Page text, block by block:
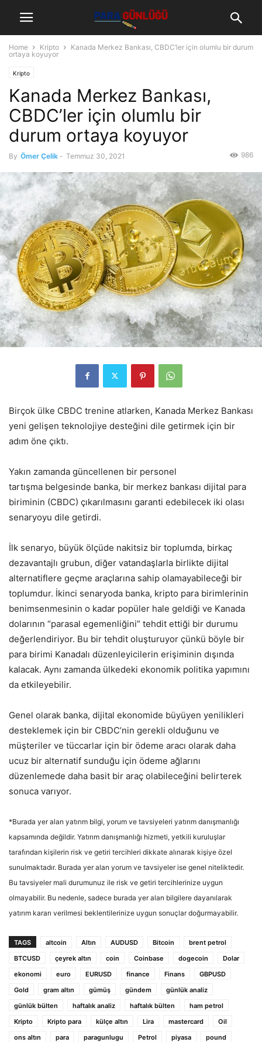
Home Kripto
Kanada Merkez Bankası, CBDC’ler için olumlu bir durum
ortaya koyuyor
Kripto
Kanada Merkez Bankası,
CBDC’ler için olumlu bir
durum ortaya koyuyor
By Ömer Çelik - Temmuz 30, 2021 986
Birçok ülke CBDC trenine atlarken, Kanada Merkez Bankası
yeni gelişen teknolojiye desteğini dile getirmek için bir
adım öne çıktı.
Yakın zamanda güncellenen bir personel
tartışma belgesinde banka, bir merkez bankası dijital para
biriminin (CBDC) çıkarılmasını garanti edebilecek iki olası
senaryoyu dile getirdi.
İlk senaryo, büyük ölçüde nakitsiz bir toplumda, birkaç
dezavantajlı grubun, diğer vatandaşlarla birlikte dijital
alternatiflere geçme araçlarına sahip olamayabileceği bir
toplumdur. İkinci senaryoda banka, kripto para birimlerinin
benimsenmesinin o kadar popüler hale geldiği ve Kanada
dolarının “parasal egemenliğini” tehdit ettiği bir durumu
değerlendiriyor. Bu bir tehdit oluşturuyor çünkü böyle bir
para birimi Kanadalı düzenleyicilerin erişiminin dışında
kalacak. Aynı zamanda ülkedeki ekonomik politika yapımını
da etkileyebilir.
Genel olarak banka, dijital ekonomide büyüyen yenilikleri
desteklemek için bir CBDC’nin gerekli olduğunu ve
müşteriler ve tüccarlar için bir ödeme aracı olarak daha
ucuz bir alternatif sunduğu için ödeme ağlarını
düzenlemede daha basit bir araç olabileceğini belirterek
sonuca varıyor.
*Burada yer alan yatırım bilgi, yorum ve tavsiyeleri yatırım danışmanlığı
kapsamında değildir. Yatırım danışmanlığı hizmeti, yetkili kuruluşlar
tarafından kişilerin risk ve getiri tercihleri dikkate alınarak kişiye özel
sunulmaktadır. Burada yer alan yorum ve tavsiyeler ise genel niteliktedir.
Bu tavsiyeler mali durumunuz ile risk ve getiri tercihlerinize uygun
olmayabilir. Bu nedenle, sadece burada yer alan bilgilere dayanılarak
yatırım kararı verilmesi beklentilerinize uygun sonuçlar doğurmayabilir.
TAGS altcoin Altın AUDUSD Bitcoin
brent petrol
BTCUSD
çeyrek altın coin Coinbase dogecoin
Dolar
ekonomi
euro EURUSD finance Finans
GBPUSD
Gold
gram altın gümüş gündem
günlük analiz
günlük bülten
haftalık analiz haftalık bülten
ham petrol
Kripto
Kripto para külçe altın Lira mastercard
Oil
ons altın
para paragunlugu Petrol piyasa
pound